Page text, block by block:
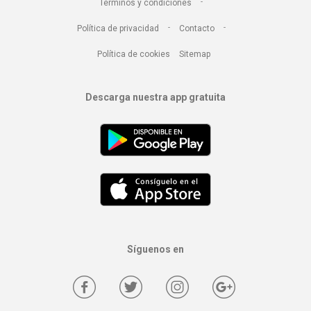
Términos y condiciones
Política de privacidad - Contacto -
Política de cookies Sitemap
Descarga nuestra app gratuita
Síguenos en